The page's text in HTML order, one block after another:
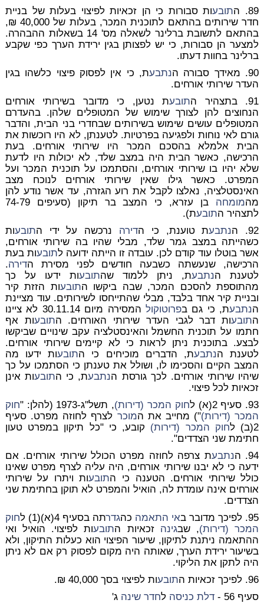
89. ה
תובעות סבורות כי הן זכאיות לפיצוי בעלות של בניית
חדר שירותים בהתאם לתוכנית המכר, בעלות של 40,000 ₪,
בהתאם לתשובת ברלינר לשאלה מס' 14 בשאלות ההבהרה.
למצער הן סבורות, כי יש לפצותן בגין ירידת הערך כפי שקבע
ברלינר בחוות דעתו.
90. מאידך סבורה ה
נתבעת, כי אין לפסוק פיצוי כלשהו בגין
העדר שירותי אורחים.
91. בתצהיר ה
תובעת נטען, כי מדובר בשירותי אורחים
הנחוצים להן לצורך שימוש של המטופלים שלהן. בהעדרם
המטופלים עושים שימוש בשירותים שבחדרי בני הבית, והדבר
גורם לאי נוחות ולפגיעה בפרטיות. לטענתן, לא היו רוכשות את
הבית אלמלא בהסכם המכר היו שירותי אורחים. בעת
הרכישה, כאשר הבית היה במצב שלד, לא יכולות היו לדעת
שלא יהיו בו שירותי אורחים, והסתמכו על תוכנית המכר ועל
המפרט. כאשר גילו שאין שירותי אורחים לנוכח מצב
האינסטלציה, נאלצו לקבל את רוע הגזרה, עד אשר נודע להן
מהמומחה
בן עזרא, כי המצב בר תיקון (סעיפים 74-79
לתצהיר התובעת).
92. ה
נתבעת טוענת, כי הדירה נרכשה על ידי התובעות
כשהייתה במצב גמר שלד, מבלי שהיו בה שירותי אורחים,
אשר בוטלו עוד קודם לכן. עובדה זו הייתה ידועה לתובעות בעת
הרכישה, שנעשתה כשבעה חודשים לפני מסירת הדירה.
לטענת הנתבעת, ניתן ללמוד שהתובעות ידעו על כך
מהתוספת להסכם המכר, שבה ביקשו התובעות הזזת קיר
ובניית קיר אחד בלבד, מבלי שהתייחסו לשירותים. עוד מציינת
הנתבעת, כי גם בפרוטוקול
המסירה מיום 30.11.14 לא ציינו
התובעות דבר לגבי העדר שירותי האורחים. התובעות אף
חתמו על תוכנית החשמל והאינסטלציה עקב שינויים שביקשו
לבצע. בתוכנית ניתן לראות כי לא קיימים שירותי אורחים.
לטענת הנתבעת, הדברים מוכיחים כי התובעות ידעו מה
המצב הקיים והסכימו לו, ושולל את טענתן כי הסתמכו על כך
שיהיו שירותי אורחים. לכך גורסת הנתבעת, כי התובעות אינן
זכאיות לכל פיצוי.
93. סעיף 2(א) ל
חוק המכר (דירות), תשל''ג-1973 (להלן: "
חוק
המכר (דירות)") מחייב את המוכר לצרף לחוזה מפרט. סעיף
2(ב) ל
חוק המכר (דירות) קובע, כי "כל תיקון במפרט טעון
חתימת שני הצדדים".
94. ה
נתבעת צרפה לחוזה מפרט הכולל שירותי אורחים. אם
ידעה כי לא יבנו שירותי אורחים, היה עליה לצרף מפרט שאינו
כולל שירותי אורחים. הטענה כי התובעות ויתרו על שירותי
אורחים אינה עומדת לה, הואיל והמפרט לא תוקן בחתימת שני
הצדדים.
95. לפיכך מדובר ב
אי התאמה כהגדרתה בסעיף 4(א)(1) ל
חוק
המכר (דירות), שבגינה זכאיות התובעות לפיצוי. הואיל ואי
ההתאמה ניתנת לתיקון, שיעור הפיצוי הוא כעלות התיקון, ולא
בשיעור ירידת הערך, שאותה היה מקום לפסוק רק אם לא ניתן
היה לתקן את הליקוי.
96. לפיכך זכאיות ה
תובעות לפיצוי בסך 40,000 ₪.
סעיף 56 -
דלת כניסה לחדר שינה ג'